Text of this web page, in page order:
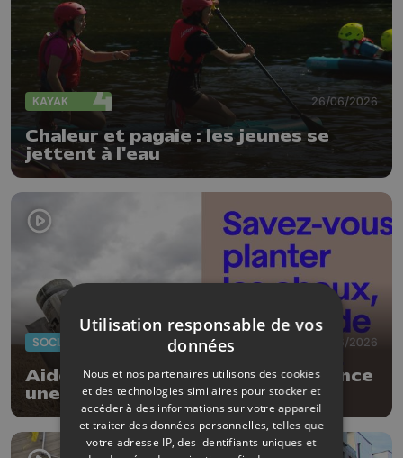
KAYAK 26/06/2026
Chaleur et pagaie : les jeunes se
jettent à l'eau
SOCIAL 17/06/2026
Aide aux Personnes Déplacées lance
une nouvelle campagne
Utilisation responsable de vos
données
Nous et nos partenaires utilisons des cookies
et des technologies similaires pour stocker et
accéder à des informations sur votre appareil
et traiter des données personnelles, telles que
votre adresse IP, des identifiants uniques et